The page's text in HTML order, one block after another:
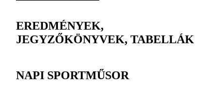
EREDMÉNYEK,
JEGYZŐKÖNYVEK, TABELLÁK
NAPI SPORTMŰSOR